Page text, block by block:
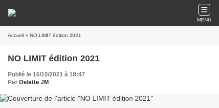
MENU
Accueil » NO LIMIT édition 2021
NO LIMIT édition 2021
Publié le 16/10/2021 à 18:47
Par Delatte JM